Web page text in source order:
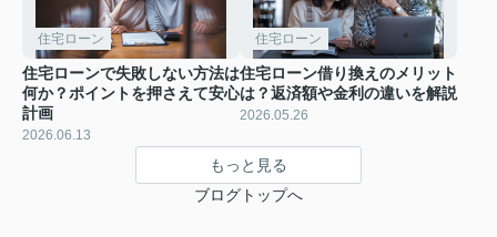
住宅ローン
住宅ローンで失敗しない方法は
何か？ポイントを押さえて安心
計画
2026.06.13
住宅ローン
住宅ローン借り換えのメリット
は？返済額や金利の違いを解説
2026.05.26
もっと見る
ブログトップへ